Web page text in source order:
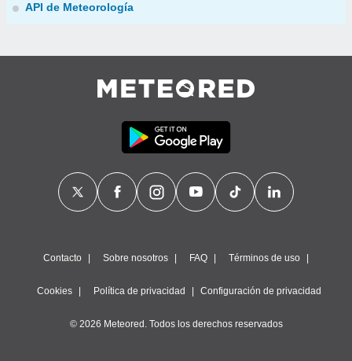
API de Meteorología
Contacto Sobre nosotros FAQ Términos de uso
Cookies Política de privacidad Configuración de privacidad
© 2026 Meteored. Todos los derechos reservados